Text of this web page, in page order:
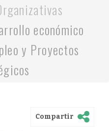
económico
y Proyectos
Compartir